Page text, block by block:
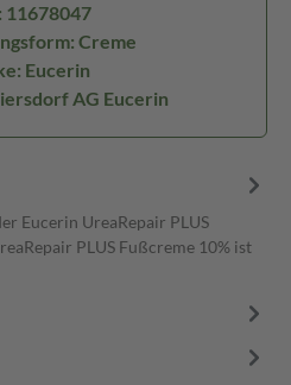
11678047
Creme
Eucerin
AG Eucerin
Eucerin UreaRepair PLUS
PLUS Fußcreme 10% ist